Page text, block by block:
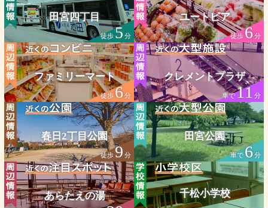
田宮四丁目
徒歩5 分
ユートピア
徒歩6分
ファミリーマート
徒歩6分
クレメントプラザ
車で11 分
春日2丁目公園
徒歩9 分
田宮公園
車で6分
あらたえの湯 千松小学校